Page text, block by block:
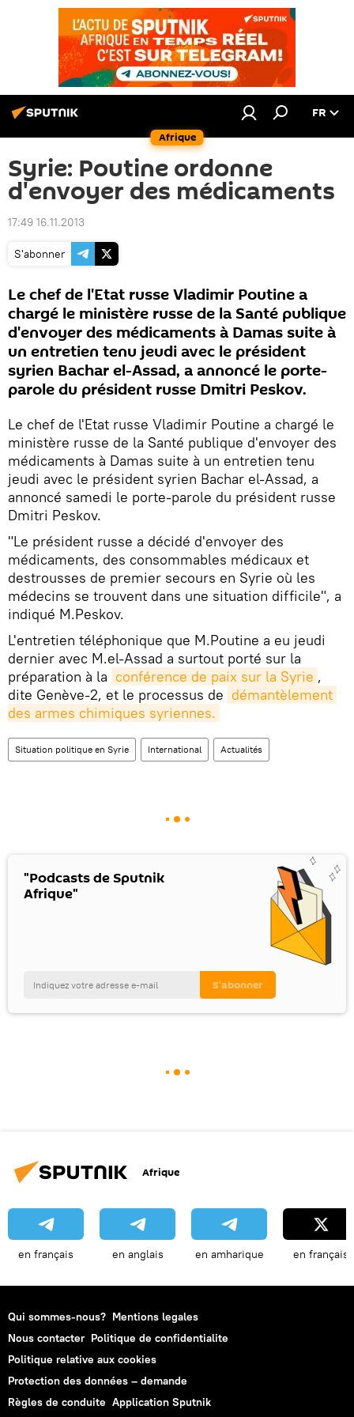
Afrique
FR
Syrie: Poutine ordonne
d'envoyer des médicaments
17:49 16.11.2013
S'abonner
Le chef de l'Etat russe Vladimir Poutine a
chargé le ministère russe de la Santé publique
d'envoyer des médicaments à Damas suite à
un entretien tenu jeudi avec le président
syrien Bachar el-Assad, a annoncé le porte-
parole du président russe Dmitri Peskov.
Le chef de l'Etat russe Vladimir Poutine a chargé le
ministère russe de la Santé publique d'envoyer des
médicaments à Damas suite à un entretien tenu
jeudi avec le président syrien Bachar el-Assad, a
annoncé samedi le porte-parole du président russe
Dmitri Peskov.
"Le président russe a décidé d'envoyer des
médicaments, des consommables médicaux et
destrousses de premier secours en Syrie où les
médecins se trouvent dans une situation difficile", a
indiqué M.Peskov.
L'entretien téléphonique que M.Poutine a eu jeudi
dernier avec M.el-Assad a surtout porté sur la
préparation à la conférence de paix sur la Syrie ,
dite Genève-2, et le processus de démantèlement
des armes chimiques syriennes.
Situation politique en Syrie International Actualités
"Podcasts de Sputnik
Afrique"
Afrique
en français en anglais en amharique en français
Qui sommes-nous? Mentions legales
Nous contacter Politique de confidentialite
Politique relative aux cookies
Protection des données – demande
Règles de conduite Application Sputnik